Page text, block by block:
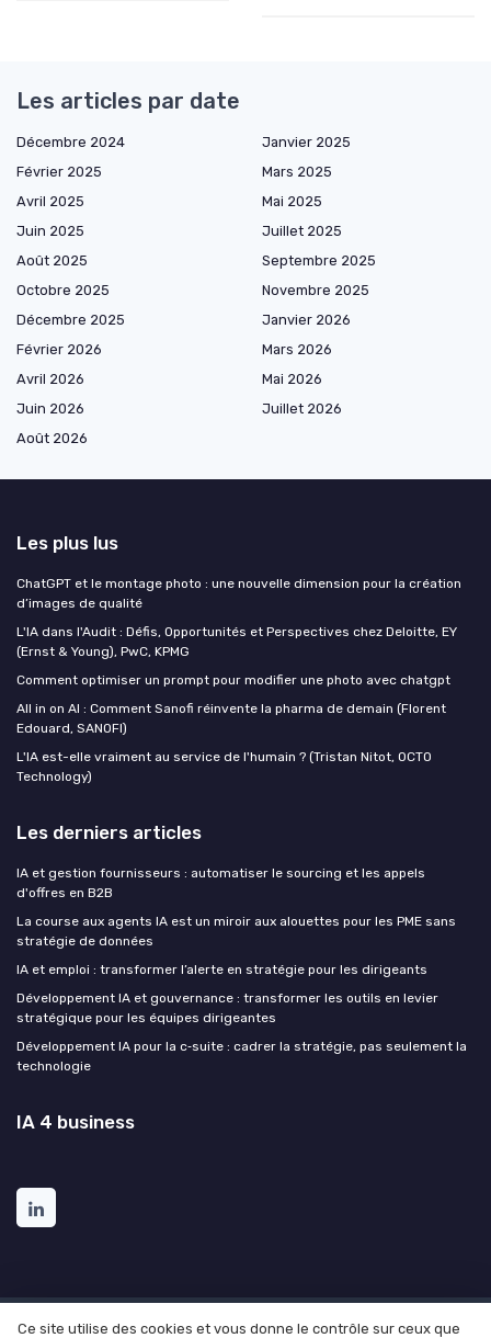
Les articles par date
Décembre 2024
Janvier 2025
Février 2025
Mars 2025
Avril 2025
Mai 2025
Juin 2025
Juillet 2025
Août 2025
Septembre 2025
Octobre 2025
Novembre 2025
Décembre 2025
Janvier 2026
Février 2026
Mars 2026
Avril 2026
Mai 2026
Juin 2026
Juillet 2026
Août 2026
Les plus lus
ChatGPT et le montage photo : une nouvelle dimension pour la création
d’images de qualité
L'IA dans l'Audit : Défis, Opportunités et Perspectives chez Deloitte, EY
(Ernst & Young), PwC, KPMG
Comment optimiser un prompt pour modifier une photo avec chatgpt
All in on AI : Comment Sanofi réinvente la pharma de demain (Florent
Edouard, SANOFI)
L'IA est-elle vraiment au service de l'humain ? (Tristan Nitot, OCTO
Technology)
Les derniers articles
IA et gestion fournisseurs : automatiser le sourcing et les appels
d'offres en B2B
La course aux agents IA est un miroir aux alouettes pour les PME sans
stratégie de données
IA et emploi : transformer l’alerte en stratégie pour les dirigeants
Développement IA et gouvernance : transformer les outils en levier
stratégique pour les équipes dirigeantes
Développement IA pour la c‑suite : cadrer la stratégie, pas seulement la
technologie
IA 4 business
Mentions légales Politique de confidentialité Grande
Ce site utilise des cookies et vous donne le contrôle sur ceux que